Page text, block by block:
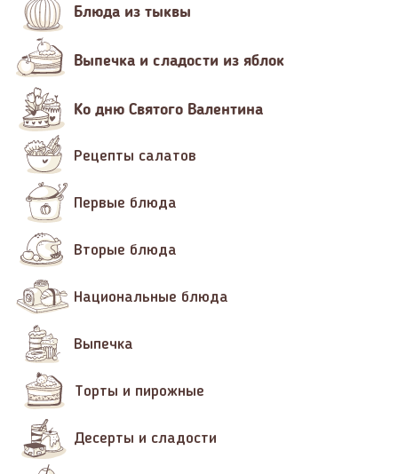
Блюда из тыквы
Выпечка и сладости из яблок
Ко дню Святого Валентина
Рецепты салатов
Первые блюда
Вторые блюда
Национальные блюда
Выпечка
Торты и пирожные
Десерты и сладости